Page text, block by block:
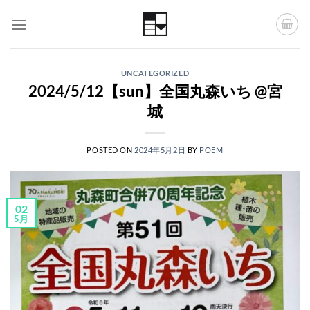
UNCATEGORIZED
2024/5/12【sun】全国丸森いち @宮
城
POSTED ON 2024年5月2日 BY POEM
02
5月